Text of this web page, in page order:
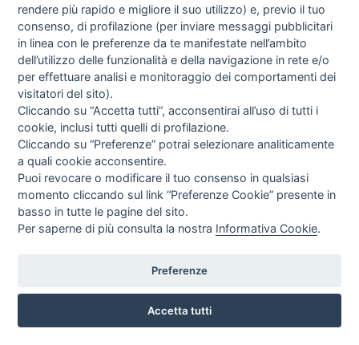
CAPPELLINO MONOUSO IN TNT TRASPIRANTE CON
ELASTICO POSTERIORE - 100 PZ.
rendere più rapido e migliore il suo utilizzo) e, previo il tuo
consenso, di profilazione (per inviare messaggi pubblicitari
in linea con le preferenze da te manifestate nell’ambito
dell’utilizzo delle funzionalità e della navigazione in rete e/o
per effettuare analisi e monitoraggio dei comportamenti dei
visitatori del sito).
Cliccando su “Accetta tutti”, acconsentirai all’uso di tutti i
cookie, inclusi tutti quelli di profilazione.
Cliccando su “Preferenze” potrai selezionare analiticamente
a quali cookie acconsentire.
Puoi revocare o modificare il tuo consenso in qualsiasi
momento cliccando sul link “Preferenze Cookie” presente in
basso in tutte le pagine del sito.
Per saperne di più consulta la nostra Informativa Cookie.
Preferenze
Accetta tutti